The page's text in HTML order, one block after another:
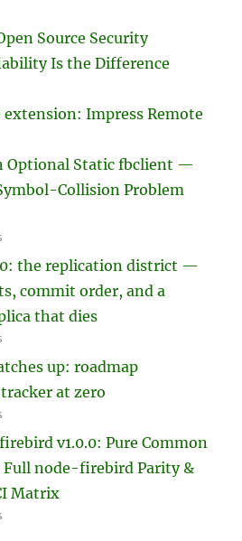
Source Security
Is the Difference
extension: Impress Remote
Optional Static fbclient —
Collision Problem
the replication district —
commit order, and a
that dies
up: roadmap
at zero
v1.0.0: Pure Common
node-firebird Parity &
Matrix